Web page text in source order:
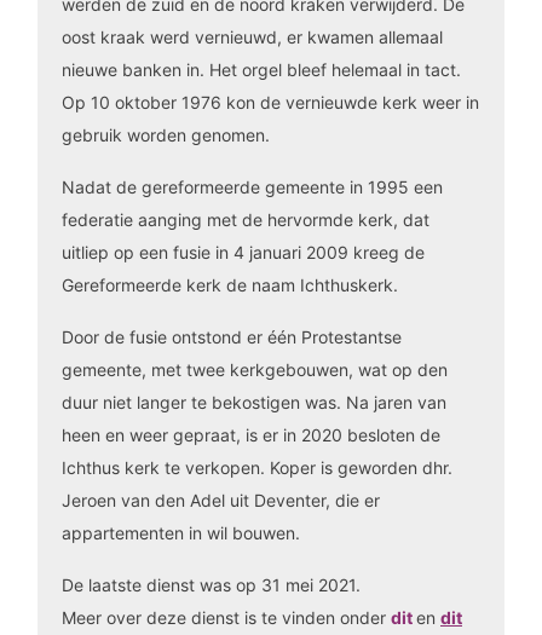
werden de zuid en de noord kraken verwijderd. De
oost kraak werd vernieuwd, er kwamen allemaal
nieuwe banken in. Het orgel bleef helemaal in tact.
Op 10 oktober 1976 kon de vernieuwde kerk weer in
gebruik worden genomen.
Nadat de gereformeerde gemeente in 1995 een
federatie aanging met de hervormde kerk, dat
uitliep op een fusie in 4 januari 2009 kreeg de
Gereformeerde kerk de naam Ichthuskerk.
Door de fusie ontstond er één Protestantse
gemeente, met twee kerkgebouwen, wat op den
duur niet langer te bekostigen was. Na jaren van
heen en weer gepraat, is er in 2020 besloten de
Ichthus kerk te verkopen. Koper is geworden dhr.
Jeroen van den Adel uit Deventer, die er
appartementen in wil bouwen.
De laatste dienst was op 31 mei 2021.
Meer over deze dienst is te vinden onder diten dit